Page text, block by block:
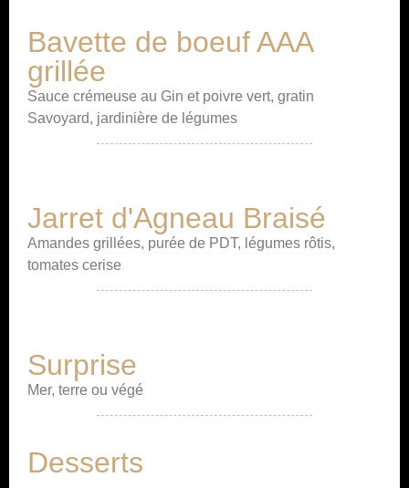
Bavette de boeuf AAA
grillée
Sauce crémeuse au Gin et poivre vert, gratin
Savoyard, jardinière de légumes
Jarret d'Agneau Braisé
Amandes grillées, purée de PDT, légumes rôtis,
tomates cerise
Surprise
Mer, terre ou végé
Desserts